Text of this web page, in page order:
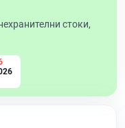
стоки,